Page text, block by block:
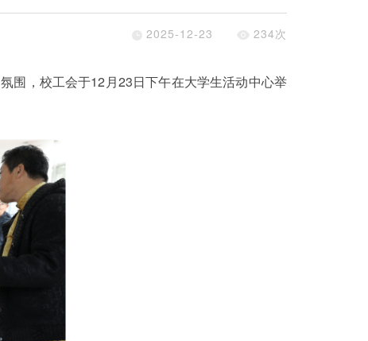
2025-12-23 234次
围，校工会于12月23日下午在大学生活动中心举